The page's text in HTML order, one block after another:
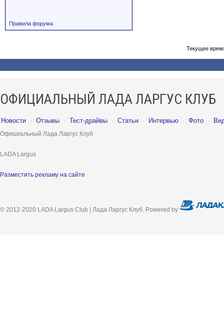
Правила форума
Текущее
ОФИЦИАЛЬНЫЙ ЛАДА ЛАРГУС КЛУБ
Новости · Отзывы · Тест-драйвы · Статьи · Интервью · Фото ·
Официальный Лада Ларгус Клуб
LADA Largus
Разместить рекламу на сайте
© 2012-2020 LADA Largus Club | Лада Ларгус Клуб. Powered by